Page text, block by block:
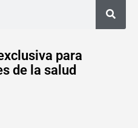
para
de la salud